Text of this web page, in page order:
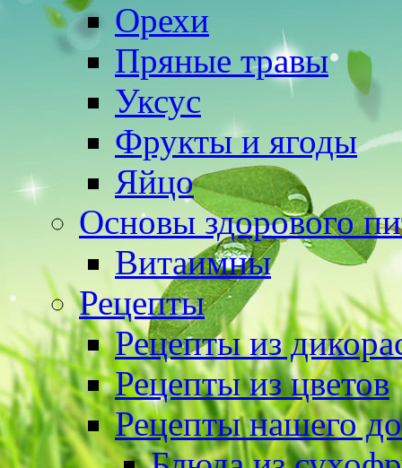
Орехи
Пряные травы
Уксус
Фрукты и ягоды
Яйцо
Основы здорового
Витаимны
Рецепты
Рецепты из
Рецепты из цветов
Рецепты нашего